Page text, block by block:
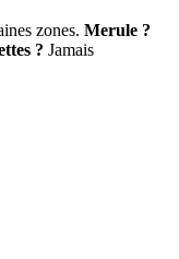
zones. Merule ?
? Jamais